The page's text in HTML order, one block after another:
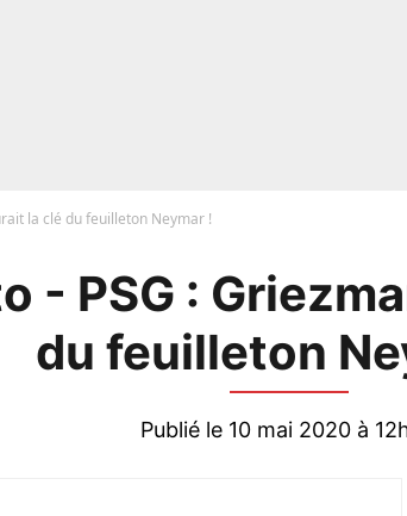
la clé du feuilleton Neymar !
- PSG :
du feuilleton
Publié le 10 mai 2020 à